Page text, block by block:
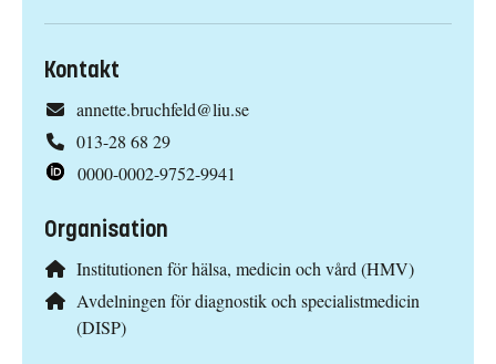
Kontakt
annette.bruchfeld@liu.se
013-28 68 29
0000-0002-9752-9941
Organisation
Institutionen för hälsa, medicin och vård (HMV)
Avdelningen för diagnostik och specialistmedicin
(DISP)